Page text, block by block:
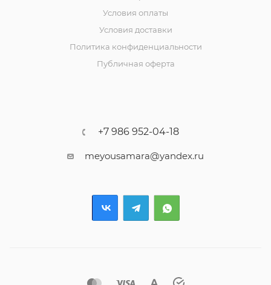
Условия оплаты
Условия доставки
Политика конфиденциальности
Публичная оферта
+7 986 952-04-18
meyousamara@yandex.ru